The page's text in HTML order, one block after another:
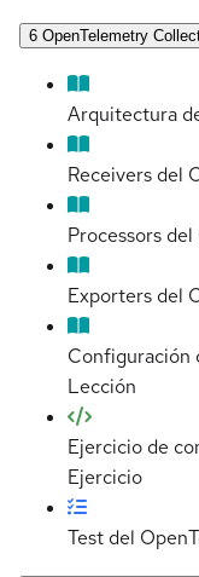
6 OpenTelemetry
Arquitectura
Receivers del
Processors
Exporters del
Configuración
Lección
Ejercicio de
Ejercicio
Test del